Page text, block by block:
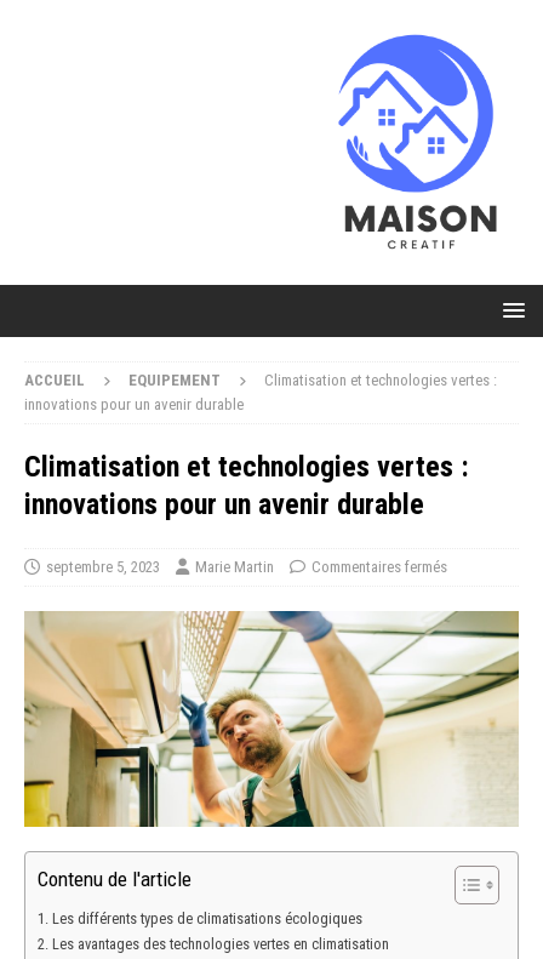
ACCUEIL EQUIPEMENT
Climatisation et technologies vertes :
innovations pour un avenir durable
Climatisation et technologies vertes :
innovations pour un avenir durable
septembre 5, 2023 Marie Martin Commentaires fermés
Contenu de l'article
Les différents types de climatisations écologiques
Les avantages des technologies vertes en climatisation